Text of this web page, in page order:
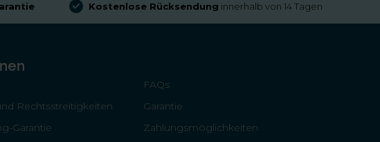
Kostenlose Rücksendung innerhalb von 14 Tagen
FAQs
Rechtsstreitigkeiten
Garantie
Garantie
Zahlungsmöglichkeiten